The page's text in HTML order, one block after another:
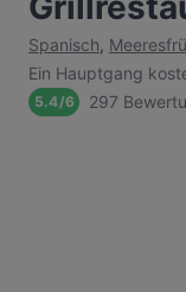
Spanisch,
Ein Hauptgang
5.4/6 297